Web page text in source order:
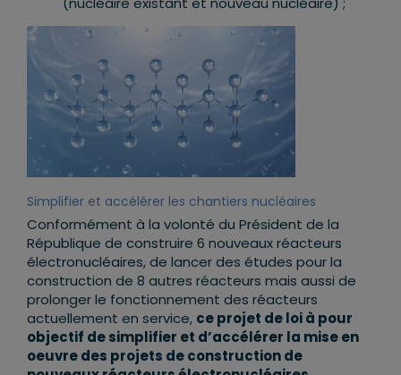
Simplifier et accélérer les chantiers nucléaires
Conformément à la volonté du Président de la
République de construire 6 nouveaux réacteurs
électronucléaires, de lancer des études pour la
construction de 8 autres réacteurs mais aussi de
prolonger le fonctionnement des réacteurs
actuellement en service, ce projet de loi à pour
objectif de simplifier et d’accélérer la mise en
oeuvre des projets de construction de